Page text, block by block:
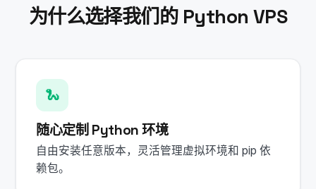
为什么选择我们的 Python VPS
🐍
随心定制 Python 环境
自由安装任意版本，灵活管理虚拟环境和 pip 依
赖包。